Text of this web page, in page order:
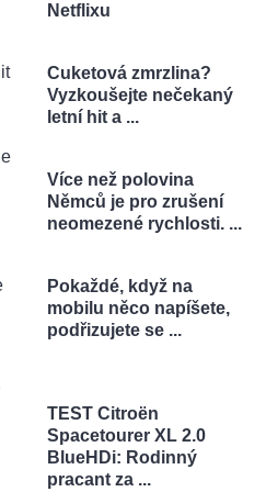
Netflixu
Cuketová zmrzlina?
Vyzkoušejte nečekaný
letní hit a ...
Více než polovina
Němců je pro zrušení
neomezené rychlosti. ...
Pokaždé, když na
mobilu něco napíšete,
podřizujete se ...
TEST Citroën
Spacetourer XL 2.0
BlueHDi: Rodinný
pracant za ...